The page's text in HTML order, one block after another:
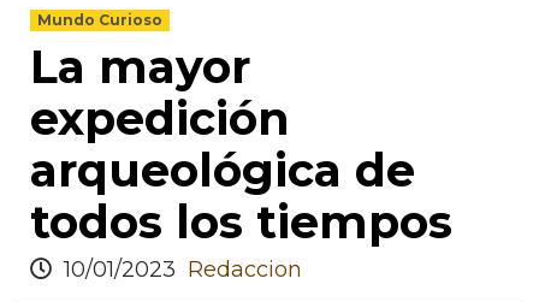
Mundo Curioso
La mayor
expedición
arqueológica de
todos los tiempos
10/01/2023 Redaccion